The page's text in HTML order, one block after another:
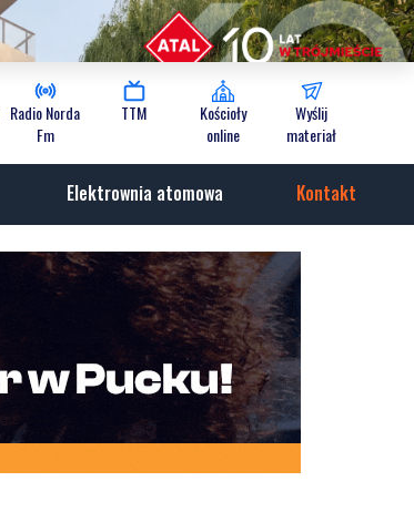
Radio Norda
Fm
TTM
Kościoły
online
Wyślij
materiał
Elektrownia atomowa Kontakt